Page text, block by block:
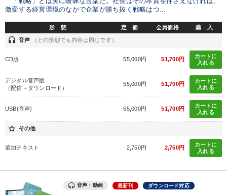
テーマ
【4月】音声・映像 経営リーダーの考え方と戦略を学ぶ
井上和弘の財務力UP 「儲けの本質」を突く
全国経営者セミナー収録〈売れ筋・人気〉音声＆動画20選
2025年春季全国経営者セミナー収録講演ＣＤ・講演ＤＶＤ・デジ
タル版（音声／動画ストリーミング・ダウンロード）
IT・サービス・金融業 コンサルタント 専門家
激変する経営環境のなかで企業が勝ち抜く戦略はつ...
形 態 定 価 会員価格 購 入
headset 音声 （どの形態でも内容は同じです）
CD版 55,000円 51,700円
カートに
入れる
デジタル音声版
（配信＋ダウンロード）
55,000円 51,700円
カートに
入れる
USB(音声) 55,000円 51,700円
カートに
入れる
star_border その他
追加テキスト 2,750円 2,750円
カートに
入れる
音声・動画 最新刊 ダウンロード対応